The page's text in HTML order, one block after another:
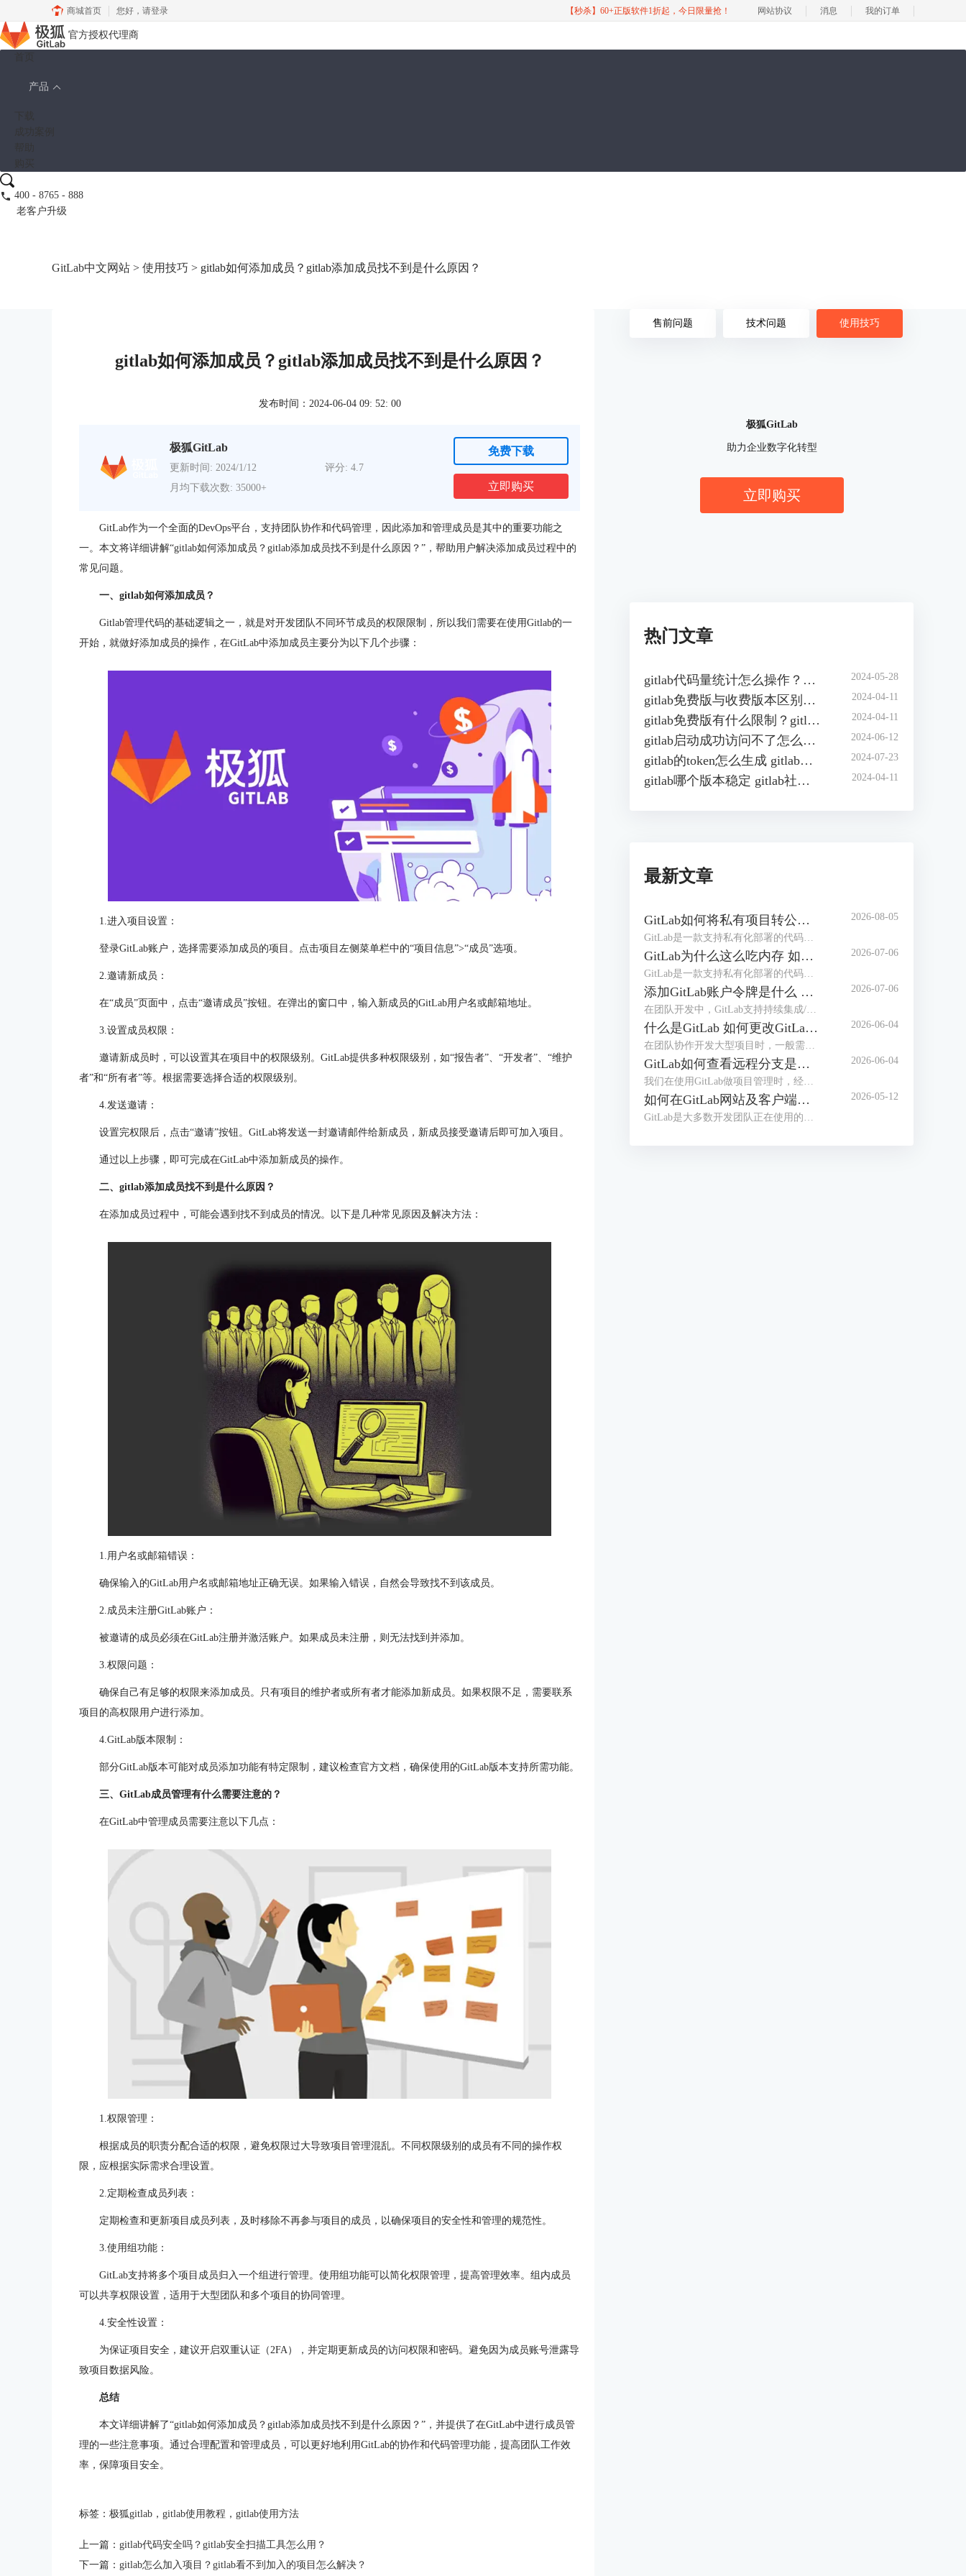
商城首页 您好， 请登录 【秒杀】60+正版软件1折起，今日限量抢！ 网站协议 消息 我的订单
官方授权代理商
产品
400 - 8765 - 888
老客户升级
GitLab中文网站 > 使用技巧 > gitlab如何添加成员？gitlab添加成员找不到是什么原因？
gitlab如何添加成员？gitlab添加成员找不到是什么原因？
发布时间：2024-06-04 09: 52: 00
极狐GitLab
更新时间: 2024/1/12
评分: 4.7
月均下载次数: 35000+
免费下载
立即购买
GitLab作为一个全面的DevOps平台，支持团队协作和代码管理，因此添加和管理成员是其中的重要功能之
一。本文将详细讲解“gitlab如何添加成员？gitlab添加成员找不到是什么原因？”，帮助用户解决添加成员过程中的
常见问题。
一、gitlab如何添加成员？
Gitlab管理代码的基础逻辑之一，就是对开发团队不同环节成员的权限限制，所以我们需要在使用Gitlab的一
开始，就做好添加成员的操作，在GitLab中添加成员主要分为以下几个步骤：
1.进入项目设置：
登录GitLab账户，选择需要添加成员的项目。点击项目左侧菜单栏中的“项目信息”>“成员”选项。
2.邀请新成员：
在“成员”页面中，点击“邀请成员”按钮。在弹出的窗口中，输入新成员的GitLab用户名或邮箱地址。
3.设置成员权限：
邀请新成员时，可以设置其在项目中的权限级别。GitLab提供多种权限级别，如“报告者”、“开发者”、“维护
者”和“所有者”等。根据需要选择合适的权限级别。
4.发送邀请：
设置完权限后，点击“邀请”按钮。GitLab将发送一封邀请邮件给新成员，新成员接受邀请后即可加入项目。
通过以上步骤，即可完成在GitLab中添加新成员的操作。
二、gitlab添加成员找不到是什么原因？
在添加成员过程中，可能会遇到找不到成员的情况。以下是几种常见原因及解决方法：
1.用户名或邮箱错误：
确保输入的GitLab用户名或邮箱地址正确无误。如果输入错误，自然会导致找不到该成员。
2.成员未注册GitLab账户：
被邀请的成员必须在GitLab注册并激活账户。如果成员未注册，则无法找到并添加。
3.权限问题：
确保自己有足够的权限来添加成员。只有项目的维护者或所有者才能添加新成员。如果权限不足，需要联系
项目的高权限用户进行添加。
4.GitLab版本限制：
部分GitLab版本可能对成员添加功能有特定限制，建议检查官方文档，确保使用的GitLab版本支持所需功能。
三、GitLab成员管理有什么需要注意的？
在GitLab中管理成员需要注意以下几点：
1.权限管理：
根据成员的职责分配合适的权限，避免权限过大导致项目管理混乱。不同权限级别的成员有不同的操作权
限，应根据实际需求合理设置。
2.定期检查成员列表：
定期检查和更新项目成员列表，及时移除不再参与项目的成员，以确保项目的安全性和管理的规范性。
3.使用组功能：
GitLab支持将多个项目成员归入一个组进行管理。使用组功能可以简化权限管理，提高管理效率。组内成员
可以共享权限设置，适用于大型团队和多个项目的协同管理。
4.安全性设置：
为保证项目安全，建议开启双重认证（2FA），并定期更新成员的访问权限和密码。避免因为成员账号泄露导
致项目数据风险。
总结
本文详细讲解了“gitlab如何添加成员？gitlab添加成员找不到是什么原因？”，并提供了在GitLab中进行成员管
理的一些注意事项。通过合理配置和管理成员，可以更好地利用GitLab的协作和代码管理功能，提高团队工作效
率，保障项目安全。
标签： 极狐gitlab ， gitlab使用教程 ， gitlab使用方法
上一篇： gitlab代码安全吗？gitlab安全扫描工具怎么用？
下一篇： gitlab怎么加入项目？gitlab看不到加入的项目怎么解决？
售前问题 技术问题 使用技巧
极狐GitLab
助力企业数字化转型
立即购买
热门文章
gitlab代码量统计怎么操作？如何在gitlab中自动统计代码行数？ 2024-05-28
gitlab免费版与收费版本区别？gitlab企业版怎样收费？ 2024-04-11
gitlab免费版有什么限制？gitlab免费版可以几人用？ 2024-04-11
gitlab启动成功访问不了怎么办？gitlab无法访问页面有哪些原因？ 2024-06-12
gitlab的token怎么生成 gitlab的access token怎么查询 2024-07-23
gitlab哪个版本稳定 gitlab社区版和企业版的区别 2024-04-11
最新文章
GitLab如何将私有项目转公开项目 GitLab如何将项目移到组中
GitLab是一款支持私有化部署的代码管理和协作平台，在实际工作中，创建项目仓库可能设置成了私有仓库，后期可能需要将其转为公共项目。或者随着项目团队扩张、部门调整，导致项目仓库杂乱，可以按照开发团队创建【组】，方便统一管理。下面本文将为大家介绍GitLab如何将私有项目转公开项目，GitLab如何将项目移到组中的相关内容。
2026-08-05
GitLab为什么这么吃内存 如何解决GitLab内存占用过大的问题
GitLab是一款支持私有化部署的代码托管平台，在日常使用时，可能会遇到GitLab的服务器内存占用率高，导致团队成员在提交代码、执行CI/CD构建时，GitLab页面加载卡顿、响应超时，在提交代码的高峰期、严重影响提交效率，甚至可能导致无法正常拉取、提交代码。本文将为大家介绍GitLab为什么这么吃内存，如何解决GitLab内存占用过大的问题的相关内容。
2026-07-06
添加GitLab账户令牌是什么 GitLab如何设置令牌
在团队开发中，GitLab支持持续集成/部署，并且支持本地私有化部署，是很多开发团队正在使用的代码管理工具。员工在使用GitLab拉取代码时，配置令牌可以免密登录，更加安全高效。那么GitLab令牌是什么，怎么设置令牌呢？本文将为大家介绍添加GitLab账户令牌是什么，GitLab如何设置令牌的相关内容。
2026-07-06
什么是GitLab 如何更改GitLab的初始密码
在团队协作开发大型项目时，一般需要使用项目管理工具，比较常用的是Gitee、GitLab等，如果对项目安全性要求较高，需要私有化部署，建议部署GitLab后团队之间使用。很多用户并不知道GitLab是什么，初次拿到GitLab账号后怎么修改初始化密码呢？本文将为大家介绍什么是GitLab，如何更改GitLab的初始密码的相关内容。
2026-06-04
GitLab如何查看远程分支是基于哪个分支创建的 GitLab怎么切换当前开发分支
我们在使用GitLab做项目管理时，经常会创建多个分支。合理的分支体系能够保证项目顺利推进，在使用分支时，我们需要知道远程分支的创建源头，从而知道代码之间的关系，避免合并冲突。拉取代码后，需要切换到指定分支开发，应该怎么切换分支呢？本文将为大家介绍GitLab如何查看远程分支是基于哪个分支创建的，GitLab怎么切换当前开发分支的相关内容。
2026-06-04
如何在GitLab网站及客户端同步修改个人密码 客户端怎么免密拉取代码
GitLab是大多数开发团队正在使用的开发工具，很多用户想要在开发工具（例如IDEA）中登录GitLab账户，从而可以快速拉取代码。如果GitLab网站修改了密码，怎么能实现开发工具客户端同步修改呢？每次拉取代码都需要输入密码的情况下，怎么做到免密拉取代码呢？本文将为大家介绍如何在GitLab网站及客户端同步修改个人密码，客户端怎么免密拉取代码的相关内容。
2026-05-12